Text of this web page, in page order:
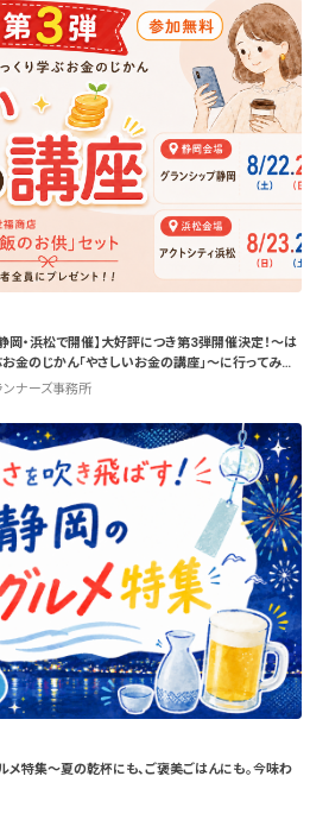
静岡・浜松で開催】大好評につき第3弾開催決定！〜は
金のじかん「やさしいお金の講座」〜に行ってみよ
ンナーズ事務所
メ特集～夏の乾杯にも、ご褒美ごはんにも。今味わ